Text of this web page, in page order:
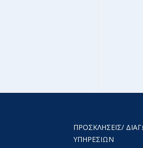
ΠΡΟΣΚΛΉΣΕΙΣ/
ΥΠΗΡΕΣΙΏΝ